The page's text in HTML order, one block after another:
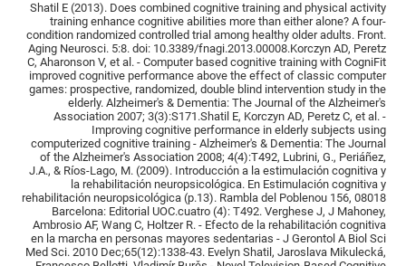
Shatil E (2013). Does combined cognitive training and physical activity
training enhance cognitive abilities more than either alone? A four-
condition randomized controlled trial among healthy older adults. Front.
Aging Neurosci. 5:8. doi: 10.3389/fnagi.2013.00008.Korczyn AD, Peretz
C, Aharonson V, et al. - Computer based cognitive training with CogniFit
improved cognitive performance above the effect of classic computer
games: prospective, randomized, double blind intervention study in the
elderly. Alzheimer's & Dementia: The Journal of the Alzheimer's
Association 2007; 3(3):S171.Shatil E, Korczyn AD, Peretz C, et al. -
Improving cognitive performance in elderly subjects using
computerized cognitive training - Alzheimer's & Dementia: The Journal
of the Alzheimer's Association 2008; 4(4):T492, Lubrini, G., Periáñez,
J.A., & Ríos-Lago, M. (2009). Introducción a la estimulación cognitiva y
la rehabilitación neuropsicológica. En Estimulación cognitiva y
rehabilitación neuropsicológica (p.13). Rambla del Poblenou 156, 08018
Barcelona: Editorial UOC.cuatro (4): T492. Verghese J, J Mahoney,
Ambrosio AF, Wang C, Holtzer R. - Efecto de la rehabilitación cognitiva
en la marcha en personas mayores sedentarias - J Gerontol A Biol Sci
Med Sci. 2010 Dec;65(12):1338-43. Evelyn Shatil, Jaroslava Mikulecká,